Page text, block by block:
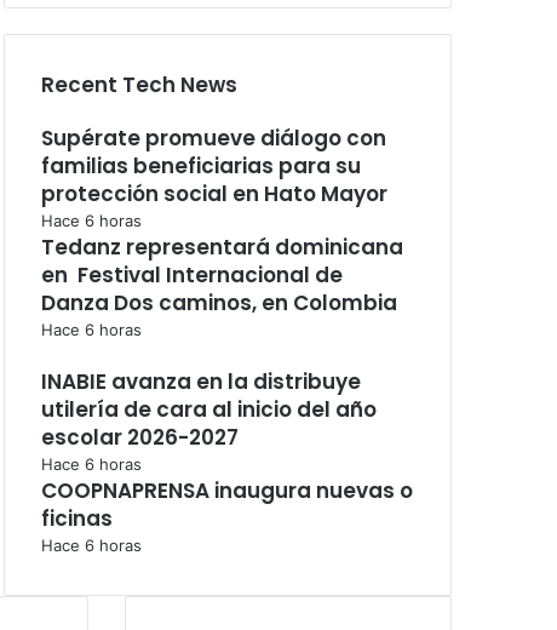
Recent Tech News
Supérate promueve diálogo con
familias beneficiarias para su
protección social en Hato Mayor
Hace 6 horas
Tedanz representará dominicana
en Festival Internacional de
Danza Dos caminos, en Colombia
Hace 6 horas
INABIE avanza en la distribuye
utilería de cara al inicio del año
escolar 2026-2027
Hace 6 horas
COOPNAPRENSA inaugura nuevas o
ficinas
Hace 6 horas